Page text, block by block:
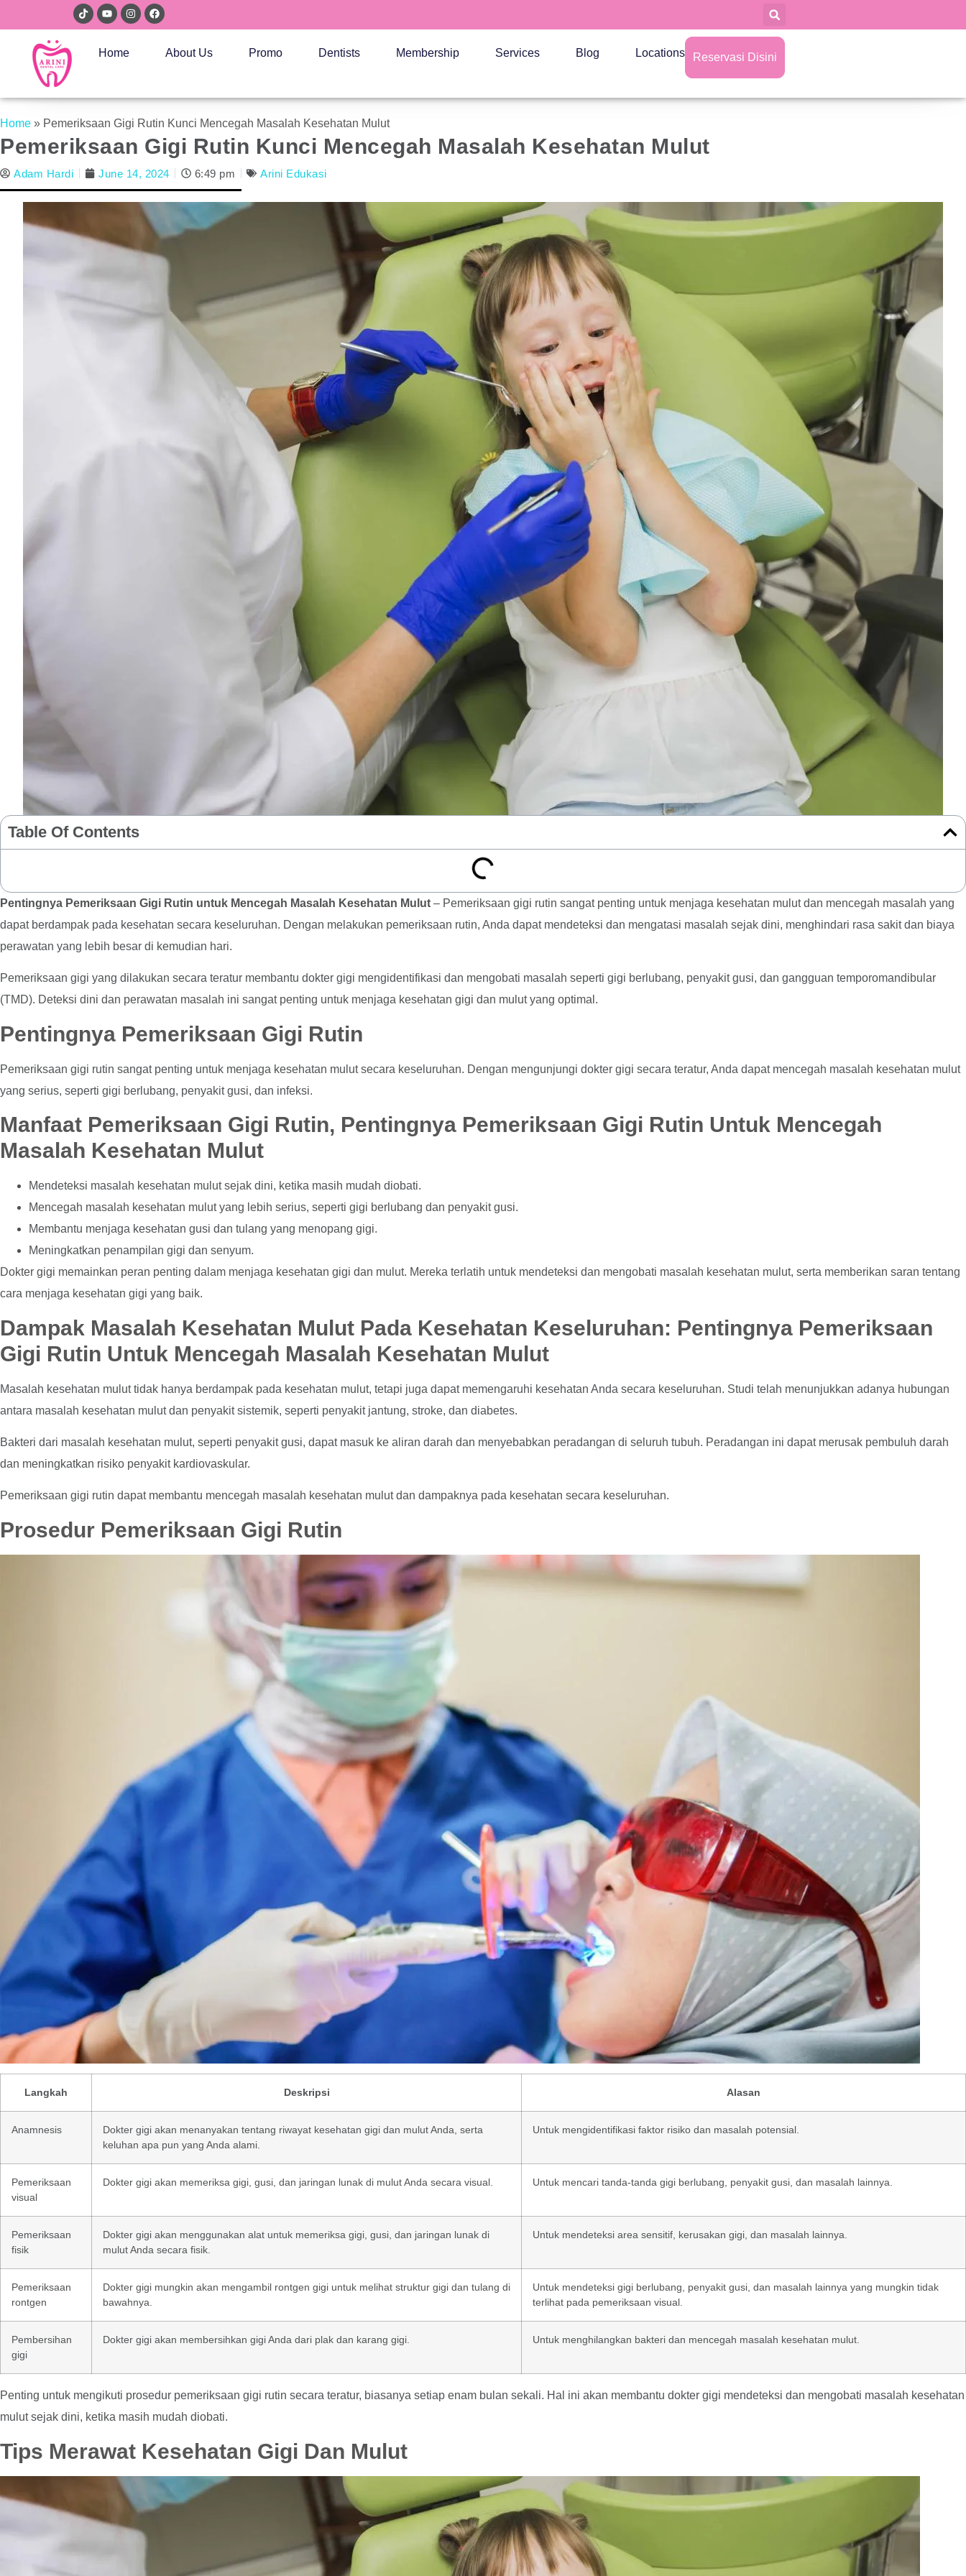
Home About Us Promo Dentists Membership Services Blog Locations Reservasi Disini
Home » Pemeriksaan Gigi Rutin Kunci Mencegah Masalah Kesehatan Mulut
Pemeriksaan Gigi Rutin Kunci Mencegah Masalah Kesehatan Mulut
Adam Hardi June 14, 2024 6:49 pm Arini Edukasi
Table Of Contents
Pentingnya Pemeriksaan Gigi Rutin untuk Mencegah Masalah Kesehatan Mulut – Pemeriksaan gigi rutin sangat penting untuk menjaga kesehatan mulut dan mencegah masalah yang
dapat berdampak pada kesehatan secara keseluruhan. Dengan melakukan pemeriksaan rutin, Anda dapat mendeteksi dan mengatasi masalah sejak dini, menghindari rasa sakit dan biaya
perawatan yang lebih besar di kemudian hari.
Pemeriksaan gigi yang dilakukan secara teratur membantu dokter gigi mengidentifikasi dan mengobati masalah seperti gigi berlubang, penyakit gusi, dan gangguan temporomandibular
(TMD). Deteksi dini dan perawatan masalah ini sangat penting untuk menjaga kesehatan gigi dan mulut yang optimal.
Pentingnya Pemeriksaan Gigi Rutin
Pemeriksaan gigi rutin sangat penting untuk menjaga kesehatan mulut secara keseluruhan. Dengan mengunjungi dokter gigi secara teratur, Anda dapat mencegah masalah kesehatan mulut
yang serius, seperti gigi berlubang, penyakit gusi, dan infeksi.
Manfaat Pemeriksaan Gigi Rutin, Pentingnya Pemeriksaan Gigi Rutin Untuk Mencegah
Masalah Kesehatan Mulut
Mendeteksi masalah kesehatan mulut sejak dini, ketika masih mudah diobati.
Mencegah masalah kesehatan mulut yang lebih serius, seperti gigi berlubang dan penyakit gusi.
Membantu menjaga kesehatan gusi dan tulang yang menopang gigi.
Meningkatkan penampilan gigi dan senyum.
Dokter gigi memainkan peran penting dalam menjaga kesehatan gigi dan mulut. Mereka terlatih untuk mendeteksi dan mengobati masalah kesehatan mulut, serta memberikan saran tentang
cara menjaga kesehatan gigi yang baik.
Dampak Masalah Kesehatan Mulut Pada Kesehatan Keseluruhan: Pentingnya Pemeriksaan
Gigi Rutin Untuk Mencegah Masalah Kesehatan Mulut
Masalah kesehatan mulut tidak hanya berdampak pada kesehatan mulut, tetapi juga dapat memengaruhi kesehatan Anda secara keseluruhan. Studi telah menunjukkan adanya hubungan
antara masalah kesehatan mulut dan penyakit sistemik, seperti penyakit jantung, stroke, dan diabetes.
Bakteri dari masalah kesehatan mulut, seperti penyakit gusi, dapat masuk ke aliran darah dan menyebabkan peradangan di seluruh tubuh. Peradangan ini dapat merusak pembuluh darah
dan meningkatkan risiko penyakit kardiovaskular.
Pemeriksaan gigi rutin dapat membantu mencegah masalah kesehatan mulut dan dampaknya pada kesehatan secara keseluruhan.
Prosedur Pemeriksaan Gigi Rutin
Langkah Deskripsi Alasan
Anamnesis
Dokter gigi akan menanyakan tentang riwayat kesehatan gigi dan mulut Anda, serta
keluhan apa pun yang Anda alami.
Untuk mengidentifikasi faktor risiko dan masalah potensial.
Pemeriksaan
visual
Dokter gigi akan memeriksa gigi, gusi, dan jaringan lunak di mulut Anda secara visual. Untuk mencari tanda-tanda gigi berlubang, penyakit gusi, dan masalah lainnya.
Pemeriksaan
fisik
Dokter gigi akan menggunakan alat untuk memeriksa gigi, gusi, dan jaringan lunak di
mulut Anda secara fisik.
Untuk mendeteksi area sensitif, kerusakan gigi, dan masalah lainnya.
Pemeriksaan
rontgen
Dokter gigi mungkin akan mengambil rontgen gigi untuk melihat struktur gigi dan tulang di
bawahnya.
Untuk mendeteksi gigi berlubang, penyakit gusi, dan masalah lainnya yang mungkin tidak
terlihat pada pemeriksaan visual.
Pembersihan
gigi
Dokter gigi akan membersihkan gigi Anda dari plak dan karang gigi. Untuk menghilangkan bakteri dan mencegah masalah kesehatan mulut.
Penting untuk mengikuti prosedur pemeriksaan gigi rutin secara teratur, biasanya setiap enam bulan sekali. Hal ini akan membantu dokter gigi mendeteksi dan mengobati masalah kesehatan
mulut sejak dini, ketika masih mudah diobati.
Tips Merawat Kesehatan Gigi Dan Mulut